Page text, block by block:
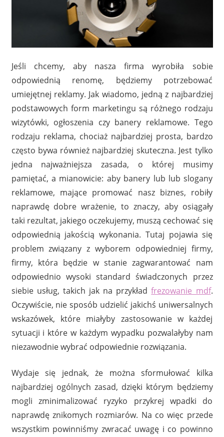
Jeśli chcemy, aby nasza firma wyrobiła sobie
odpowiednią renomę, będziemy potrzebować
umiejętnej reklamy. Jak wiadomo, jedną z najbardziej
podstawowych form marketingu są różnego rodzaju
wizytówki, ogłoszenia czy banery reklamowe. Tego
rodzaju reklama, chociaż najbardziej prosta, bardzo
często bywa również najbardziej skuteczna. Jest tylko
jedna najważniejsza zasada, o której musimy
pamiętać, a mianowicie: aby banery lub lub slogany
reklamowe, mające promować nasz biznes, robiły
naprawdę dobre wrażenie, to znaczy, aby osiągały
taki rezultat, jakiego oczekujemy, muszą cechować się
odpowiednią jakością wykonania. Tutaj pojawia się
problem związany z wyborem odpowiedniej firmy,
firmy, która będzie w stanie zagwarantować nam
odpowiednio wysoki standard świadczonych przez
siebie usług, takich jak na przykładfrezowanie mdf.
Oczywiście, nie sposób udzielić jakichś uniwersalnych
wskazówek, które miałyby zastosowanie w każdej
sytuacji i które w każdym wypadku pozwalałyby nam
niezawodnie wybrać odpowiednie rozwiązania.
Wydaje się jednak, że można sformułować kilka
najbardziej ogólnych zasad, dzięki którym będziemy
mogli zminimalizować ryzyko przykrej wpadki do
naprawdę znikomych rozmiarów. Na co więc przede
wszystkim powinniśmy zwracać uwagę i co powinno